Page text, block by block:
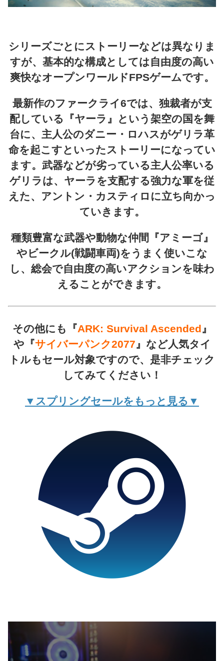
シリーズごとにストーリーなどは異なりま
すが、基本的な構成としては自由度の高い
爽快なオープンワールドFPSゲームです。
最新作のファークライ6では、独裁者が支
配している『ヤーラ』という架空の国を舞
台に、主人公のダニー・ロハスがゲリラ革
命を起こすといったストーリーになってい
ます。武器などが劣っている主人公率いる
ゲリラは、ヤーラを支配する強力な軍を従
えた、アントン・カスティロに立ち向かっ
ていきます。
種類豊富な武器や動物な仲間『アミーゴ』
やビークル(戦闘車両)をうまく使いこな
し、総会で自由度の高いアクションを味わ
えることができます。
その他にも『ARK: Survival Ascended』
や『サイバーパンク2077』など人気タイ
トルもセール対象ですので、是非チェック
してみてください！
▼スプリングセールをもっと見る▼